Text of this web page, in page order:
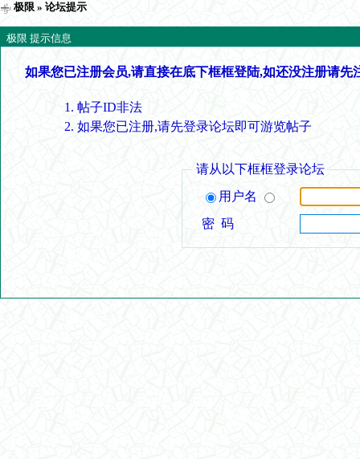
极限 » 论坛提示
极限 提示信息
如果您已注册会员,请直接在底下框框登陆,如还没注册请先
帖子ID非法
如果您已注册,请先登录论坛即可游览帖子
请从以下框框登录论坛
用户名
密 码